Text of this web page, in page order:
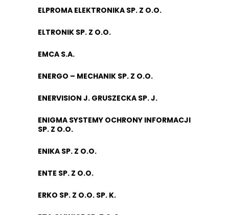
ELPROMA ELEKTRONIKA SP. Z O.O.
ELTRONIK SP. Z O.O.
EMCA S.A.
ENERGO – MECHANIK SP. Z O.O.
ENERVISION J. GRUSZECKA SP. J.
ENIGMA SYSTEMY OCHRONY INFORMACJI
SP. Z O.O.
ENIKA SP. Z O.O.
ENTE SP. Z O.O.
ERKO SP. Z O.O. SP. K.